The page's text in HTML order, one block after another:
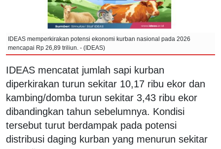
IDEAS memperkirakan potensi ekonomi kurban nasional pada 2026
mencapai Rp 26,89 triliun. - (IDEAS)
IDEAS mencatat jumlah sapi kurban
diperkirakan turun sekitar 10,17 ribu ekor dan
kambing/domba turun sekitar 3,43 ribu ekor
dibandingkan tahun sebelumnya. Kondisi
tersebut turut berdampak pada potensi
distribusi daging kurban yang menurun sekitar